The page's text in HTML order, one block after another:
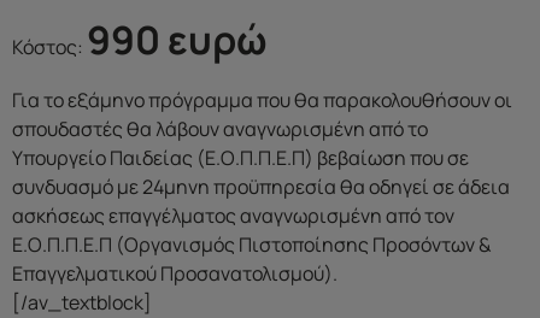
Κόστος: 990 ευρώ
Για το εξάμηνο πρόγραμμα που θα παρακολουθήσουν οι
σπουδαστές θα λάβουν αναγνωρισμένη από το
Υπουργείο Παιδείας (Ε.Ο.Π.Π.Ε.Π) βεβαίωση που σε
συνδυασμό με 24μηνη προϋπηρεσία θα οδηγεί σε άδεια
ασκήσεως επαγγέλματος αναγνωρισμένη από τον
Ε.Ο.Π.Π.Ε.Π (Οργανισμός Πιστοποίησης Προσόντων &
Επαγγελματικού Προσανατολισμού).
[/av_textblock]